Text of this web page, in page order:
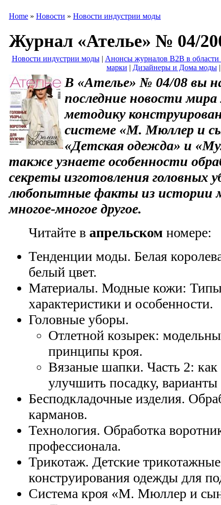
Home » Новости » Новости индустрии моды
Журнал «Ателье» № 04/
Новости индустрии моды| Анонсы журналов B2B в
марки | Дизайнеры и Дома моды
В «Ателье» № 04/08 вы
последние новости
методику
системе «М. Мюллер и
«Детская одежда» и
также узнаете особенности
секреты изготовления головных
любопытные факты из истории
многое-многое другое.
Читайте в апрельском номере:
Тенденции моды. Белая
белый цвет.
Материалы. Модные кожи:
характеристики и особенности.
Головные уборы.
Отлетной козырек:
принципы кроя.
Вязаные шапки. Часть 2: как
улучшить посадку, варианты
Бесподкладочные изделия.
карманов.
Технология. Обработка
профессионала.
Трикотаж. Детские
конструирования одежды для
Система кроя «М. Мюллер и